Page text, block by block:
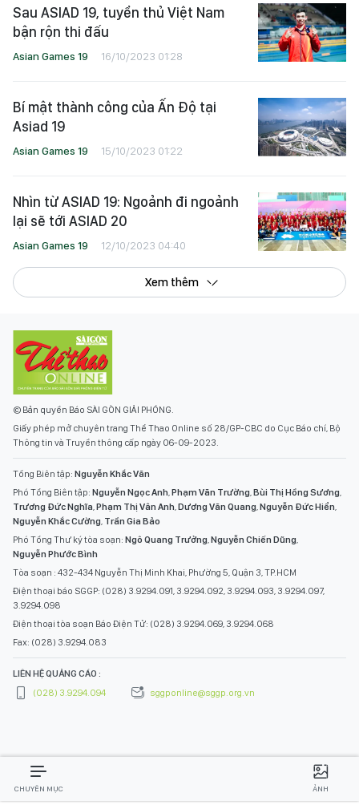
Sau ASIAD 19, tuyển thủ Việt Nam
bận rộn thi đấu
Asian Games 19 16/10/2023 01:28
Bí mật thành công của Ấn Độ tại
Asiad 19
Asian Games 19 15/10/2023 01:22
Nhìn từ ASIAD 19: Ngoảnh đi ngoảnh
lại sẽ tới ASIAD 20
Asian Games 19 12/10/2023 04:40
Xem thêm
© Bản quyền Báo SÀI GÒN GIẢI PHÓNG.
Giấy phép mở chuyên trang Thể Thao Online số 28/GP-CBC do Cục Báo chí, Bộ
Thông tin và Truyền thông cấp ngày 06-09-2023.
Tổng Biên tập: Nguyễn Khắc Văn
Phó Tổng Biên tập: Nguyễn Ngọc Anh,Phạm Văn Trường,Bùi Thị Hồng Sương,
Trương Đức Nghĩa,Phạm Thị Vân Anh,Dương Văn Quang,Nguyễn Đức Hiển,
Nguyễn Khắc Cường, Trần Gia Bảo
Phó Tổng Thư ký tòa soạn: Ngô Quang Trưởng,Nguyễn Chiến Dũng,
Nguyễn Phước Bình
Tòa soạn : 432-434 Nguyễn Thị Minh Khai, Phường 5, Quận 3, TP.HCM
Điện thoại báo SGGP: (028) 3.9294.091, 3.9294.092, 3.9294.093, 3.9294.097,
3.9294.098
Điện thoại tòa soạn Báo Điện Tử: (028) 3.9294.069, 3.9294.068
Fax: (028) 3.9294.083
LIÊN HỆ QUẢNG CÁO :
(028) 3.9294.094
sggponline@sggp.org.vn
CHUYÊN MỤC ẢNH